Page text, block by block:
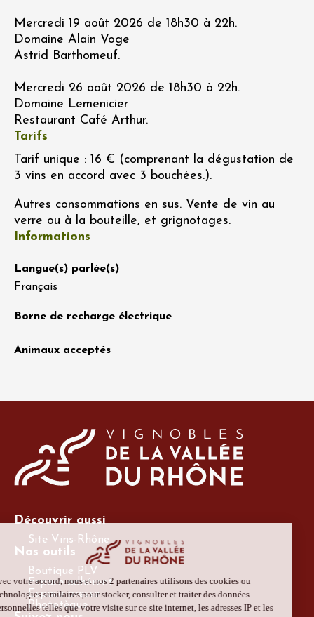
Mercredi 19 août 2026 de 18h30 à 22h.
Domaine Alain Voge
Astrid Barthomeuf.
Mercredi 26 août 2026 de 18h30 à 22h.
Domaine Lemenicier
Restaurant Café Arthur.
Tarifs
Tarif unique : 16 € (comprenant la dégustation de
3 vins en accord avec 3 bouchées.).
Autres consommations en sus. Vente de vin au
verre ou à la bouteille, et grignotages.
Informations
Langue(s) parlée(s)
Français
Borne de recharge électrique
Animaux acceptés
Découvrir aussi
Site Vins-Rhône
Nos outils
Boutique PLV
Espace adhérent
Espace presse
Phototèque